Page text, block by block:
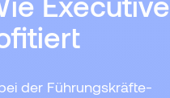
der Führungskräfte-